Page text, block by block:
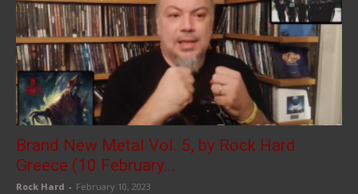
Brand New Metal Vol. 5, by Rock Hard
Greece (10 February...
Rock Hard - February 10, 2023